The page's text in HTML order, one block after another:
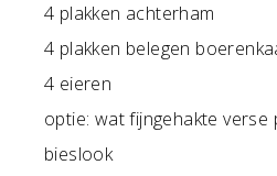
4 plakken achterham
4 plakken belegen
4 eieren
optie: wat fijngehakte
bieslook